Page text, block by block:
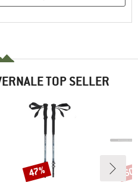
TOP SELLER
Sconto
47%